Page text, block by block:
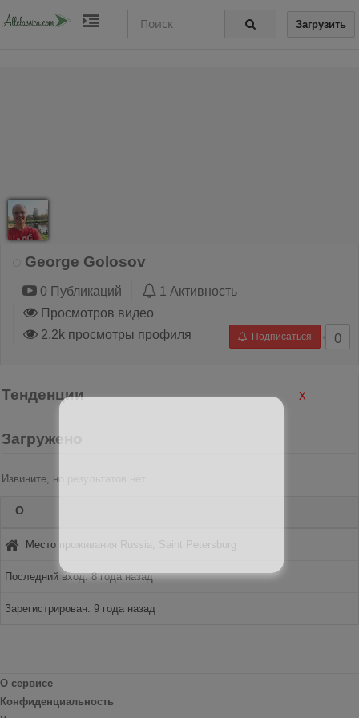
Загрузить
George Golosov
0 Публикаций
1 Активность
Просмотров видео
2.2k просмотры профиля
Подписаться 0
Тенденции
Загружено
Извините, но результатов нет.
О
Место проживания Russia, Saint Petersburg
Последний вход: 8 года назад
Зарегистрирован: 9 года назад
О сервисе
Конфиденциальность
X